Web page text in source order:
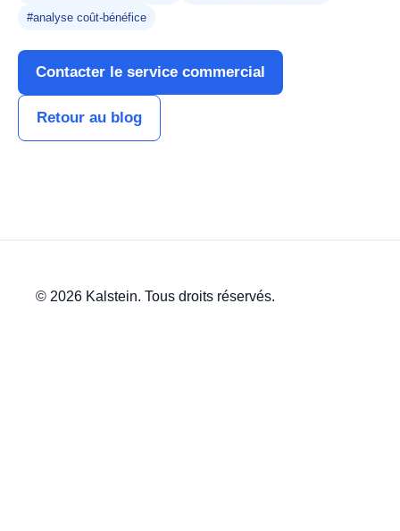
#analyse coût-bénéfice
Contacter le service commercial
Retour au blog
© 2026 Kalstein. Tous droits réservés.